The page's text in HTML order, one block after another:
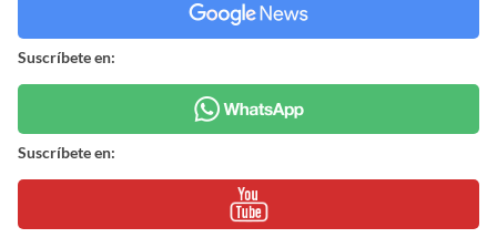
Suscríbete en:
Suscríbete en: